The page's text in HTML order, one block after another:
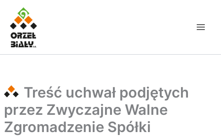
Przejdź
treści
Treść uchwał podjętych
przez Zwyczajne Walne
Zgromadzenie Spółki